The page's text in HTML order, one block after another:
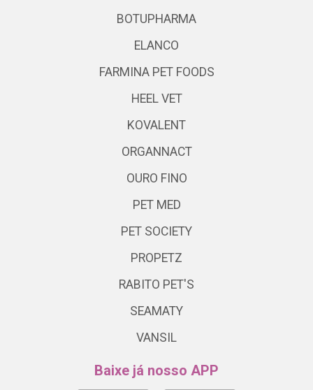
BOTUPHARMA
ELANCO
FARMINA PET FOODS
HEEL VET
KOVALENT
ORGANNACT
OURO FINO
PET MED
PET SOCIETY
PROPETZ
RABITO PET'S
SEAMATY
VANSIL
Baixe já nosso APP